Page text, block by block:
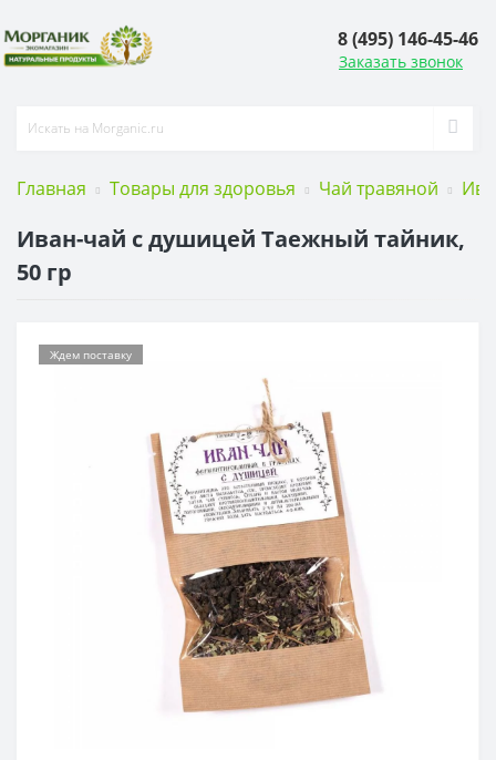
8 (495) 146-45-46
Заказать звонок
Главная Товары для здоровья Чай травяной
Иван-чай с душицей Таежный тайник,
50 гр
Ждем поставку